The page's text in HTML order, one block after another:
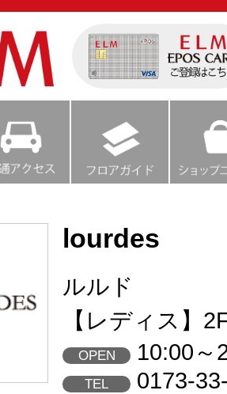
lourdes
ルルド
【レディス】
OPEN 10:00～
TEL 0173-